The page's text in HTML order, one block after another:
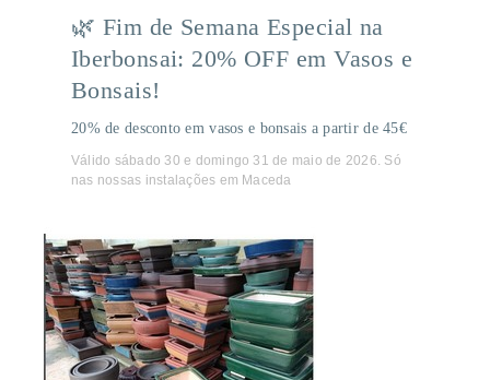
🌿 Fim de Semana Especial na
Iberbonsai: 20% OFF em Vasos e
Bonsais!
20% de desconto em vasos e bonsais a partir de 45€
Válido sábado 30 e domingo 31 de maio de 2026. Só
nas nossas instalações em Maceda